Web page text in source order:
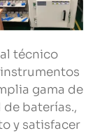
técnico
gama de
baterías.,
y satisfacer